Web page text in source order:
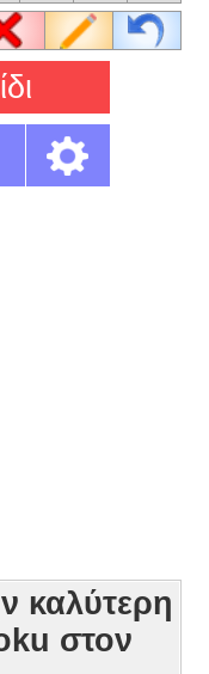
καλύτερη
στον